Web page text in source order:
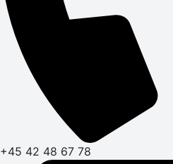
+45 42 48 67 78